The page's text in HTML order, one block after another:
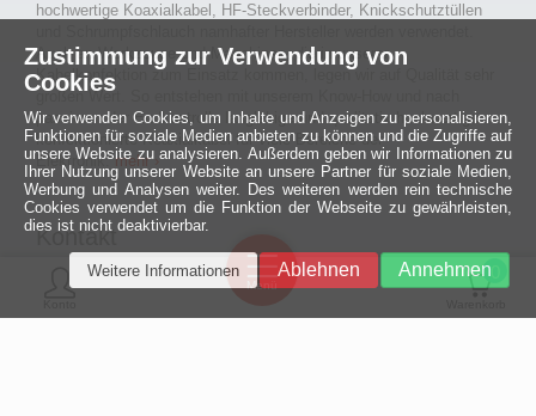
hochwertige Koaxialkabel, HF-Steckverbinder, Knickschutztüllen
Auch an Werkzeuge und Maschinen, die in unserer
Kabelkonfektion zum Einsatz kommen, legen wir auf Qualität sehr
großen Wert. So entstehen mit unserem Know-How und nach
passieren der Endkontrolle langlebige und qualitativ hochwertige
konfektionierte Koaxialkabel für viele Bereiche der
Elektronik.mehr ›
Kontakt
MCE Mauritz Electronics
0
Menü
Ein halbes
Jahrhundert
technologische
Zustimmung zur Verwendung von
Cookies
Wir verwenden Cookies, um Inhalte und Anzeigen zu personalisieren,
Funktionen für soziale Medien anbieten zu können und die Zugriffe auf
unsere Website zu analysieren. Außerdem geben wir Informationen zu
Ihrer Nutzung unserer Website an unsere Partner für soziale Medien,
Werbung und Analysen weiter. Des weiteren werden rein technische
Cookies verwendet um die Funktion der Webseite zu gewährleisten,
dies ist nicht deaktivierbar.
Annehmen
Ablehnen
Weitere Informationen